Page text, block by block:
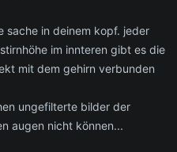
sache in deinem kopf. jeder
im innteren gibt es die
mit dem gehirn verbunden
ungefilterte bilder der
augen nicht können...